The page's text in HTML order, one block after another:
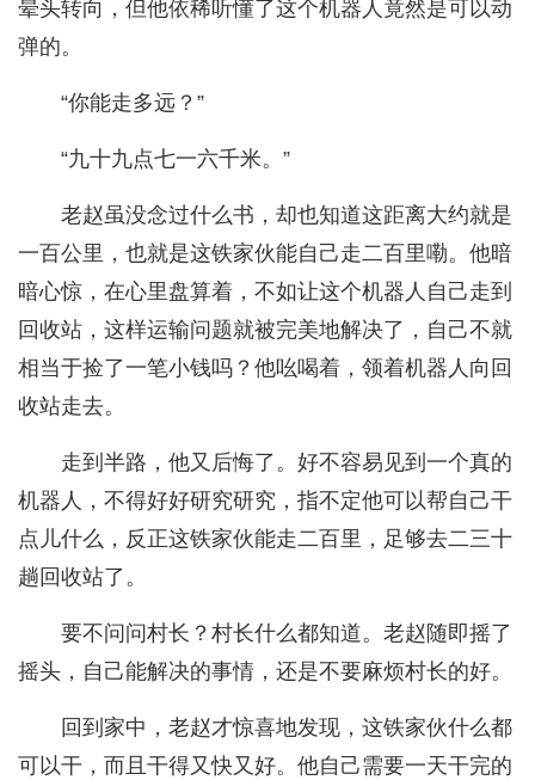
晕头转向，但他依稀听懂了这个机器人竟然是可以动
弹的。
“你能走多远？”
“九十九点七一六千米。”
老赵虽没念过什么书，却也知道这距离大约就是
一百公里，也就是这铁家伙能自己走二百里嘞。他暗
暗心惊，在心里盘算着，不如让这个机器人自己走到
回收站，这样运输问题就被完美地解决了，自己不就
相当于捡了一笔小钱吗？他吆喝着，领着机器人向回
收站走去。
走到半路，他又后悔了。好不容易见到一个真的
机器人，不得好好研究研究，指不定他可以帮自己干
点儿什么，反正这铁家伙能走二百里，足够去二三十
趟回收站了。
要不问问村长？村长什么都知道。老赵随即摇了
摇头，自己能解决的事情，还是不要麻烦村长的好。
回到家中，老赵才惊喜地发现，这铁家伙什么都
可以干，而且干得又快又好。他自己需要一天干完的